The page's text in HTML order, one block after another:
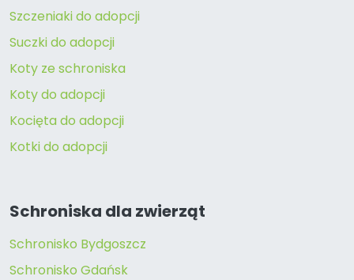
Szczeniaki do adopcji
Suczki do adopcji
Koty ze schroniska
Koty do adopcji
Kocięta do adopcji
Kotki do adopcji
Schroniska dla zwierząt
Schronisko Bydgoszcz
Schronisko Gdańsk